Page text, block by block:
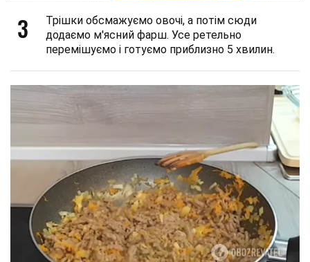
3
Трішки обсмажуємо овочі, а потім сюди
додаємо м'ясний фарш. Усе ретельно
перемішуємо і готуємо приблизно 5 хвилин.